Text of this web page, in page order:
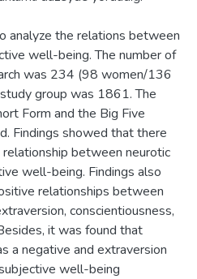
analyze the relations between
well-being. The number of
was 234 (98 women/136
group was 1861. The
Form and the Big Five
Findings showed that there
between neurotic
well-being. Findings also
relationships between
conscientiousness,
it was found that
a negative and extraversion
well-being